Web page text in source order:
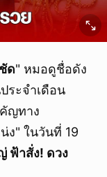
ด" หมอดูชื่อดัง
ระจำเดือน
ญทาง
ง" ในวันที่ 19
ฟ้าสั่ง! ดวง